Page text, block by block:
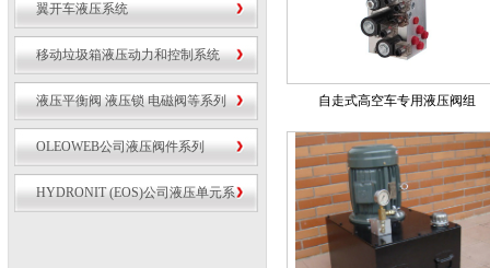
翼开车液压系统
移动垃圾箱液压动力和控制系统
液压平衡阀 液压锁 电磁阀等系列
OLEOWEB公司液压阀件系列
HYDRONIT (EOS)公司液压单元系
自走式高空车专用液压阀组